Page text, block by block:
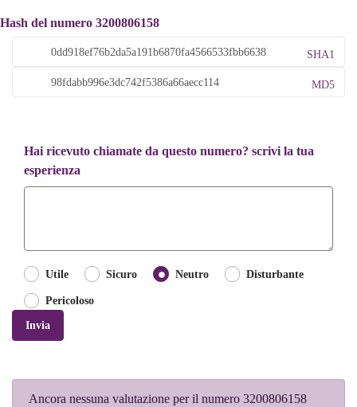
Hash del numero 3200806158
SHA1
MD5
Hai ricevuto chiamate da questo numero? scrivi la tua
esperienza
Utile Sicuro Neutro Disturbante
Pericoloso
Invia
Ancora nessuna valutazione per il numero 3200806158